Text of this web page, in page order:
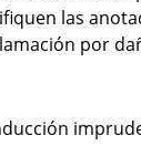
las
por